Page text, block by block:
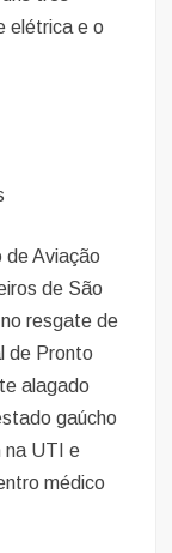
elétrica e o
de Aviação
de São
resgate de
de Pronto
alagado
gaúcho
na UTI e
médico